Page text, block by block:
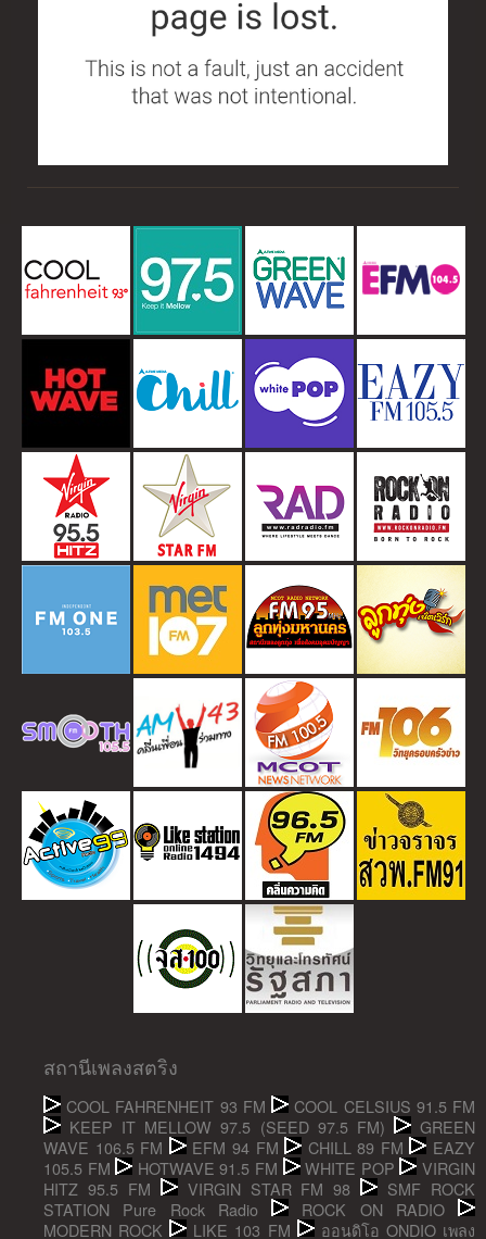
สถานีเพลงสตริง
COOL FAHRENHEIT 93 FM
COOL CELSIUS 91.5 FM
KEEP IT MELLOW 97.5 (SEED 97.5 FM)
GREEN
WAVE 106.5 FM
EFM 94 FM CHILL 89 FM
EAZY
105.5 FM
HOTWAVE 91.5 FM WHITE POP
VIRGIN
HITZ 95.5 FM
VIRGIN STAR FM 98
SMF ROCK
STATION Pure Rock Radio
ROCK ON RADIO
MODERN ROCK
LIKE 103 FM
ออนดิโอ ONDIO เพลง